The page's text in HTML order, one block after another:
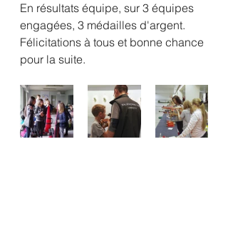
En résultats équipe, sur 3 équipes
engagées, 3 médailles d'argent.
Félicitations à tous et bonne chance
pour la suite.